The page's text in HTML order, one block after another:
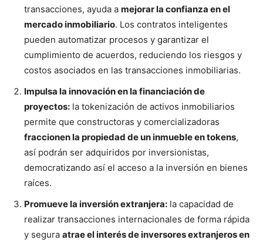
transacciones, ayuda a mejorar la confianza en el
mercado inmobiliario. Los contratos inteligentes
pueden automatizar procesos y garantizar el
cumplimiento de acuerdos, reduciendo los riesgos y
costos asociados en las transacciones inmobiliarias.
Impulsa la innovación en la financiación de
proyectos: la tokenización de activos inmobiliarios
permite que constructoras y comercializadoras
fraccionen la propiedad de un inmueble en tokens,
así podrán ser adquiridos por inversionistas,
democratizando así el acceso a la inversión en bienes
raíces.
Promueve la inversión extranjera: la capacidad de
realizar transacciones internacionales de forma rápida
y segura atrae el interés de inversores extranjeros en